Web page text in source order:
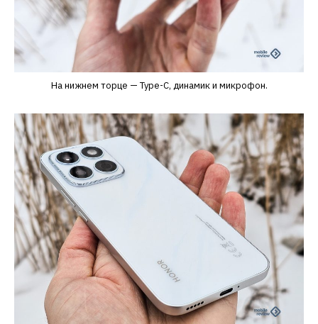
На нижнем торце — Type-C, динамик и микрофон.